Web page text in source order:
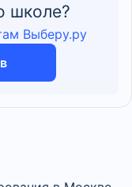
школе?
Выберу.ру